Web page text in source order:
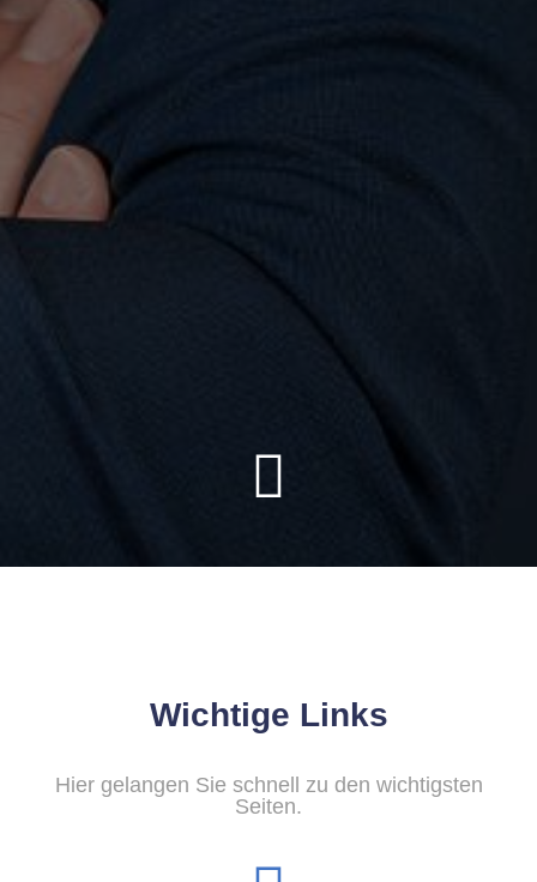
Wichtige Links
Hier gelangen Sie schnell zu den wichtigsten
Seiten.